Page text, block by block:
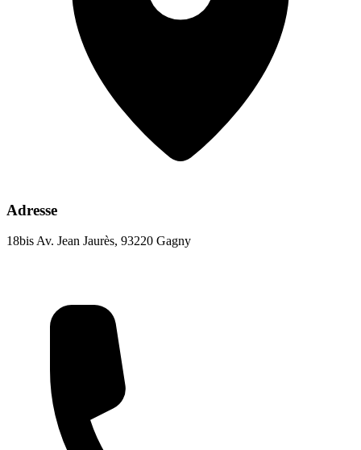
Adresse
18bis Av. Jean Jaurès, 93220 Gagny